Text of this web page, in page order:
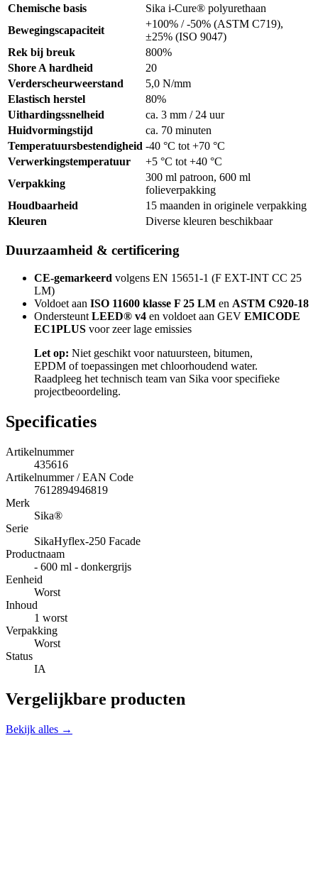
Chemische basis
Sika i-Cure® polyurethaan
Bewegingscapaciteit
+100% / -50% (ASTM C719),
±25% (ISO 9047)
Rek bij breuk
800%
Shore A hardheid
20
Verderscheurweerstand
5,0 N/mm
Elastisch herstel
80%
Uithardingssnelheid
ca. 3 mm / 24 uur
Huidvormingstijd
ca. 70 minuten
Temperatuursbestendigheid -40 °C tot +70 °C
Verwerkingstemperatuur
+5 °C tot +40 °C
Verpakking
300 ml patroon, 600 ml
folieverpakking
Houdbaarheid
15 maanden in originele verpakking
Kleuren
Diverse kleuren beschikbaar
Duurzaamheid & certificering
CE-gemarkeerd volgens EN 15651-1 (F EXT-INT CC 25
LM)
Voldoet aan ISO 11600 klasse F 25 LM en ASTM C920-18
Ondersteunt LEED® v4 en voldoet aan GEV EMICODE
EC1PLUS voor zeer lage emissies
Let op: Niet geschikt voor natuursteen, bitumen,
EPDM of toepassingen met chloorhoudend water.
Raadpleeg het technisch team van Sika voor specifieke
projectbeoordeling.
Specificaties
Artikelnummer
435616
Artikelnummer / EAN Code
7612894946819
Merk
Sika®
Serie
SikaHyflex-250 Facade
Productnaam
- 600 ml - donkergrijs
Eenheid
Worst
Inhoud
1 worst
Verpakking
Worst
Status
IA
Vergelijkbare producten
Bekijk alles →